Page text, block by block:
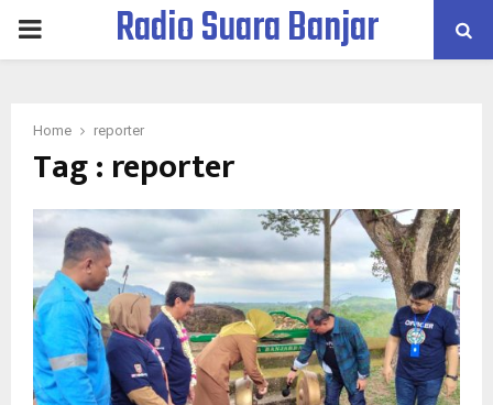
PRIMARYRadio Suara Banjar
Home reporter
Tag : reporter